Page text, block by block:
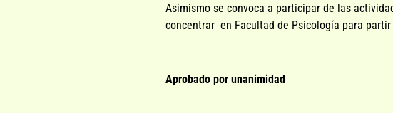
Asimismo se convoca a participar de las
concentrar en Facultad de Psicología para
Aprobado por unanimidad